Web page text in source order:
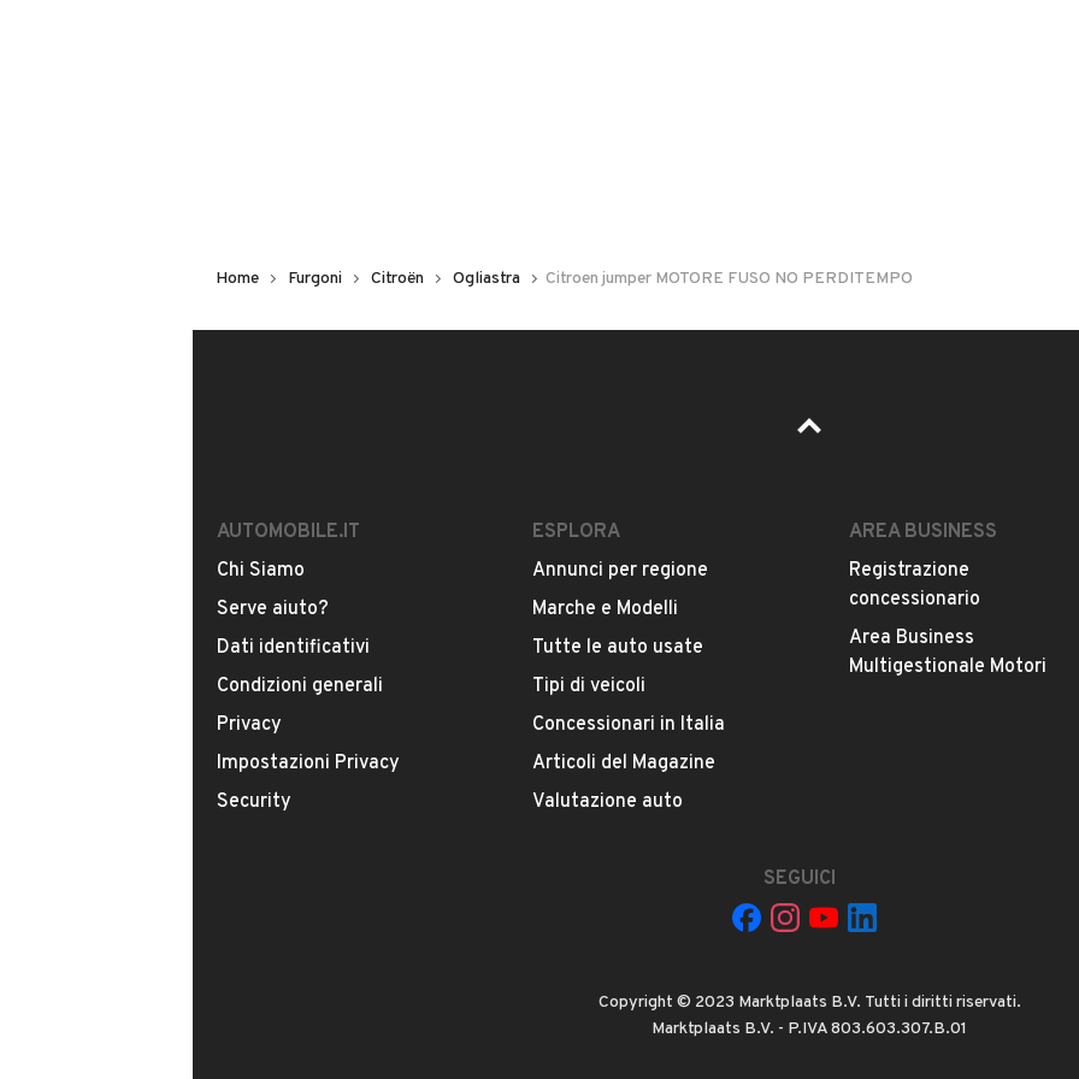
CONTATTA IL VENDITORE
Accettate permute?
Il tuo nome: La tua mail:
Facendo clic sul pulsante do il mio consenso ad Automobile S.r.l. a utilizzare i miei contatti secondo quanto
INVIA MESSAGGIO
Home Furgoni Citroën Ogliastra Citroen jumper MOTORE FUSO NO PERDITEMPO
AUTOMOBILE.IT
Chi Siamo
Serve aiuto?
Dati identificativi
Condizioni generali
Privacy
Impostazioni Privacy
Security
ESPLORA
Annunci per regione
Marche e Modelli
Tutte le auto usate
Tipi di veicoli
Concessionari in Italia
Articoli del Magazine
Valutazione auto
AREA BUSINESS
Registrazione
concessionario
Area Business
Multigestionale Motori
SEGUICI
Copyright © 2023 Marktplaats B.V. Tutti i diritti riservati.
Marktplaats B.V. - P.IVA 803.603.307.B.01